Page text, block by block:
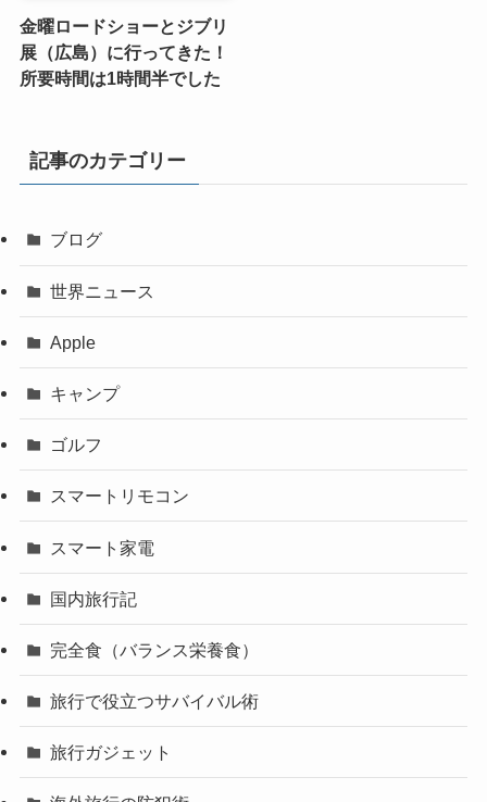
金曜ロードショーとジブリ
展（広島）に行ってきた！
所要時間は1時間半でした
記事のカテゴリー
ブログ
世界ニュース
Apple
キャンプ
ゴルフ
スマートリモコン
スマート家電
国内旅行記
完全食（バランス栄養食）
旅行で役立つサバイバル術
旅行ガジェット